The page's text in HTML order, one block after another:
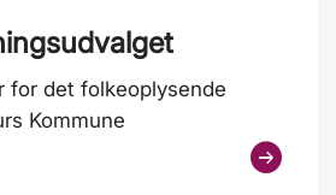
for det folkeoplysende
Kommune